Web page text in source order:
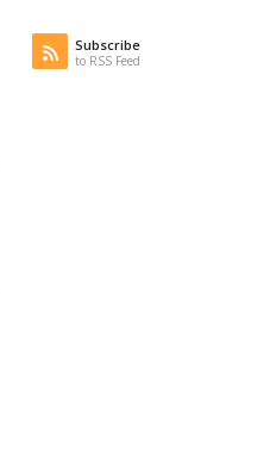
Subscribe
to RSS Feed